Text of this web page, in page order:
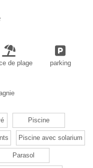
de plage parking
Piscine
Piscine avec solarium
Parasol